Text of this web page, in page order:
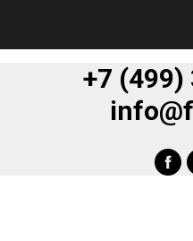
+7